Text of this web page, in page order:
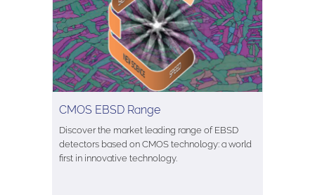
CMOS EBSD Range
Discover the market leading range of EBSD
detectors based on CMOS technology: a world
first in innovative technology.